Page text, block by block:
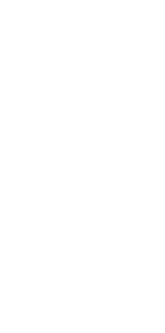
100 ml
winkeltas